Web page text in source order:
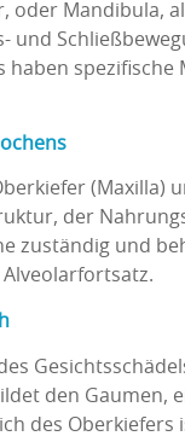
Mandibula,
und
haben
(Maxilla)
der
zuständig und
den Gaumen,
des